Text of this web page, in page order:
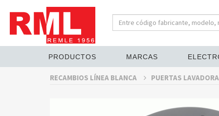
PRODUCTOS MARCAS
RECAMBIOS LÍNEA BLANCA PUERTAS LAVADORA